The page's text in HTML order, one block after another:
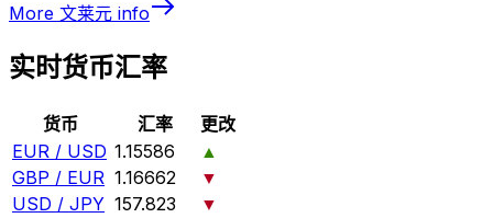
More 文莱元 info
实时货币汇率
货币 汇率
更改
EUR / USD 1.15586
▲
GBP / EUR 1.16662
▼
USD / JPY 157.823
▼